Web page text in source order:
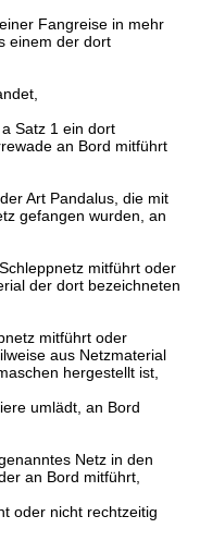
Fangreise in mehr
einem der dort
Satz 1 ein dort
an Bord mitführt
Art Pandalus, die mit
gefangen wurden, an
mitführt oder
der dort bezeichneten
mitführt oder
aus Netzmaterial
hergestellt ist,
umlädt, an Bord
Netz in den
an Bord mitführt,
oder nicht rechtzeitig